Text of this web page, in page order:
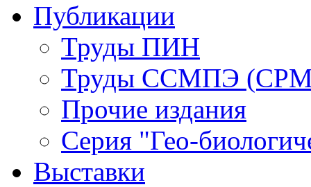
Публикации
Труды ПИН
Труды ССМПЭ
Прочие издания
Серия "Гео-
Выставки